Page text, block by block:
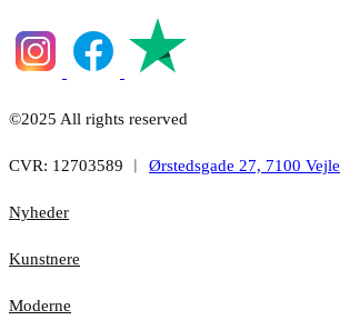
©2025 All rights reserved
CVR: 12703589 ︱ Ørstedsgade 27, 7100 Vejle
Nyheder
Kunstnere
Moderne